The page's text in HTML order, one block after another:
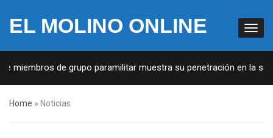
EL MOLINO ONLINE
de grupo paramilitar muestra su penetración en la sociedad
Home » Noticias